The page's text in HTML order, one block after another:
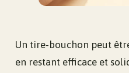
Un tire-bouchon peut
en restant efficace et